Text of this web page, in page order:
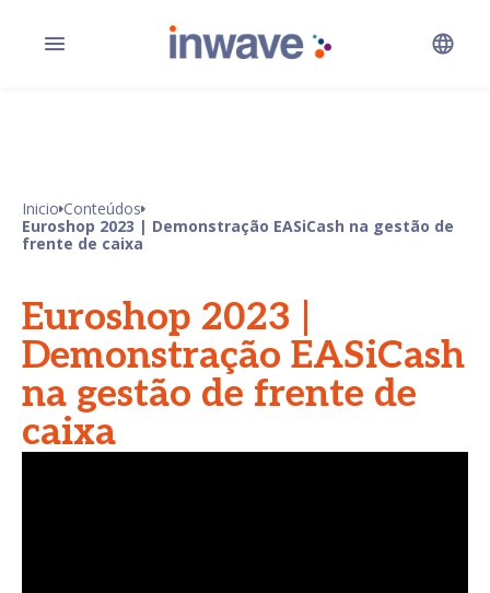
Inicio Conteúdos
Euroshop 2023 | Demonstração EASiCash na gestão de
frente de caixa
Euroshop 2023 |
Demonstração EASiCash
na gestão de frente de
caixa